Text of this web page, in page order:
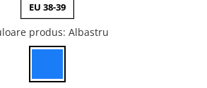
EU 38-39
produs: Albastru